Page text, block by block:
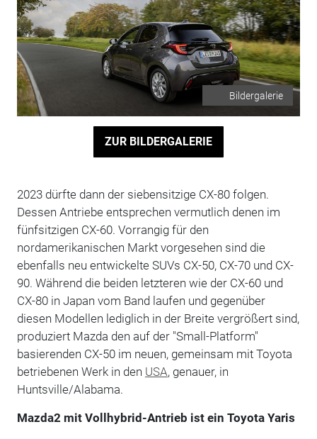
Bildergalerie
ZUR BILDERGALERIE
2023 dürfte dann der siebensitzige CX-80 folgen.
Dessen Antriebe entsprechen vermutlich denen im
fünfsitzigen CX-60. Vorrangig für den
nordamerikanischen Markt vorgesehen sind die
ebenfalls neu entwickelte SUVs CX-50, CX-70 und CX-
90. Während die beiden letzteren wie der CX-60 und
CX-80 in Japan vom Band laufen und gegenüber
diesen Modellen lediglich in der Breite vergrößert sind,
produziert Mazda den auf der "Small-Platform"
basierenden CX-50 im neuen, gemeinsam mit Toyota
betriebenen Werk in den USA, genauer, in
Huntsville/Alabama.
Mazda2 mit Vollhybrid-Antrieb ist ein Toyota Yaris